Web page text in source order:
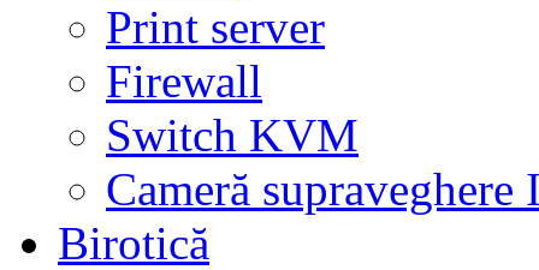
Print server
Firewall
Switch KVM
Cameră supraveghere
Birotică